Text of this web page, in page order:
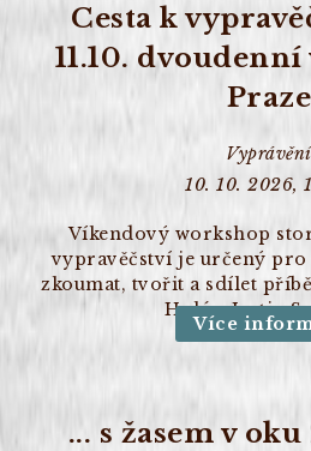
Cesta k
11.10.
Praze
Vyprávění
10. 10. 2026,
Víkendový workshop
vypravěčství je určený pro
zkoumat, tvořit a sdílet
Holá a Justin
Více
... s žasem v